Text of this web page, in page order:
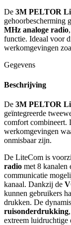
De 3M PELTOR
gehoorbescherming
MHz analoge radio
functie. Ideaal voor
werkomgevingen
Gegevens
Beschrijving
De 3M PELTOR
geïntegreerde
comfort combineert.
werkomgevingen
onmisbaar zijn.
De LiteCom is
radio met 8 kanalen
communicatie
kanaal. Dankzij de
kunnen gebruikers
drukken. De
ruisonderdrukking
extreem luidruchtige